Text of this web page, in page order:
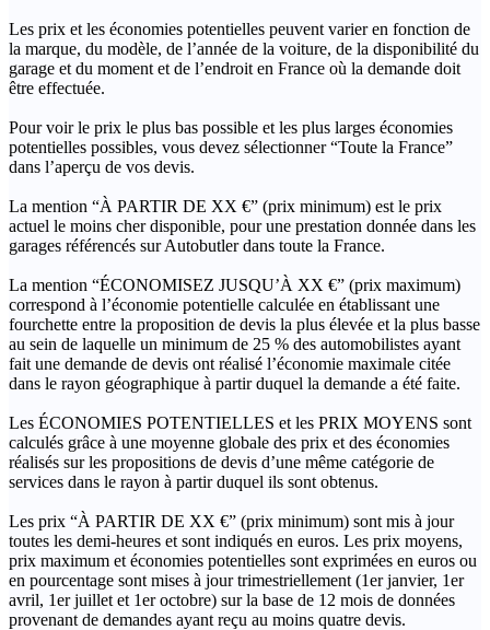
Les prix et les économies potentielles peuvent varier en fonction de
la marque, du modèle, de l’année de la voiture, de la disponibilité du
garage et du moment et de l’endroit en France où la demande doit
être effectuée.
Pour voir le prix le plus bas possible et les plus larges économies
potentielles possibles, vous devez sélectionner “Toute la France”
dans l’aperçu de vos devis.
La mention “À PARTIR DE XX €” (prix minimum) est le prix
actuel le moins cher disponible, pour une prestation donnée dans les
garages référencés sur Autobutler dans toute la France.
La mention “ÉCONOMISEZ JUSQU’À XX €” (prix maximum)
correspond à l’économie potentielle calculée en établissant une
fourchette entre la proposition de devis la plus élevée et la plus basse
au sein de laquelle un minimum de 25 % des automobilistes ayant
fait une demande de devis ont réalisé l’économie maximale citée
dans le rayon géographique à partir duquel la demande a été faite.
Les ÉCONOMIES POTENTIELLES et les PRIX MOYENS sont
calculés grâce à une moyenne globale des prix et des économies
réalisés sur les propositions de devis d’une même catégorie de
services dans le rayon à partir duquel ils sont obtenus.
Les prix “À PARTIR DE XX €” (prix minimum) sont mis à jour
toutes les demi-heures et sont indiqués en euros. Les prix moyens,
prix maximum et économies potentielles sont exprimées en euros ou
en pourcentage sont mises à jour trimestriellement (1er janvier, 1er
avril, 1er juillet et 1er octobre) sur la base de 12 mois de données
provenant de demandes ayant reçu au moins quatre devis.